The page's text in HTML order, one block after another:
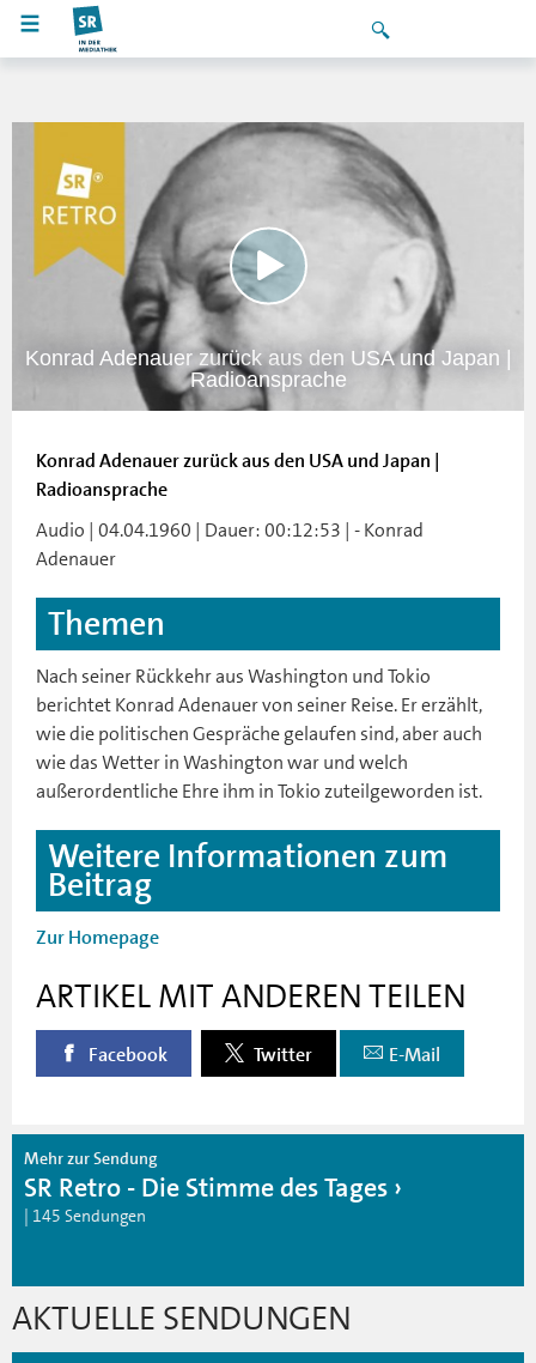
Konrad Adenauer zurück aus den USA und Japan |
Radioansprache
Konrad Adenauer zurück aus den USA und Japan |
Radioansprache
Audio | 04.04.1960 | Dauer: 00:12:53 | - Konrad
Adenauer
Themen
Nach seiner Rückkehr aus Washington und Tokio
berichtet Konrad Adenauer von seiner Reise. Er erzählt,
wie die politischen Gespräche gelaufen sind, aber auch
wie das Wetter in Washington war und welch
außerordentliche Ehre ihm in Tokio zuteilgeworden ist.
Weitere Informationen zum
Beitrag
Zur Homepage
ARTIKEL MIT ANDEREN TEILEN
Facebook Twitter E-Mail
Mehr zur Sendung
SR Retro - Die Stimme des Tages
| 145 Sendungen
AKTUELLE SENDUNGEN